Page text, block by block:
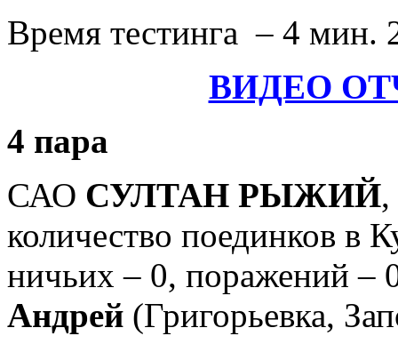
Время тестинга – 4 мин.
ВИДЕО
4 пара
САО СУЛТАН РЫЖИЙ
количество поединков в
ничьих – 0, поражений –
Андрей (Григорьевка,